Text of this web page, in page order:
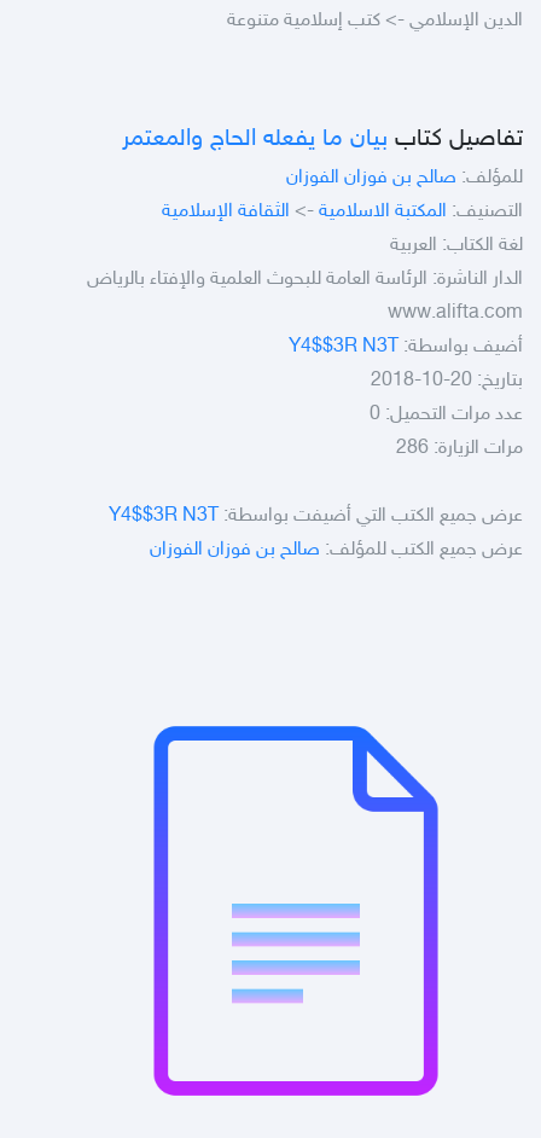
الدين الإسلامي -> كتب إسلامية متنوعة
تفاصيل كتاب بيان ما يفعله الحاج والمعتمر
للمؤلف: صالح بن فوزان الفوزان
التصنيف: المكتبة الاسلامية -> الثقافة الإسلامية
لغة الكتاب: العربية
الدار الناشرة: الرئاسة العامة للبحوث العلمية والإفتاء بالرياض
www.alifta.com
أضيف بواسطة: Y4$$3R N3T
بتاريخ: 20-10-2018
عدد مرات التحميل: 0
مرات الزيارة: 286
عرض جميع الكتب التي أضيفت بواسطة: Y4$$3R N3T
عرض جميع الكتب للمؤلف: صالح بن فوزان الفوزان